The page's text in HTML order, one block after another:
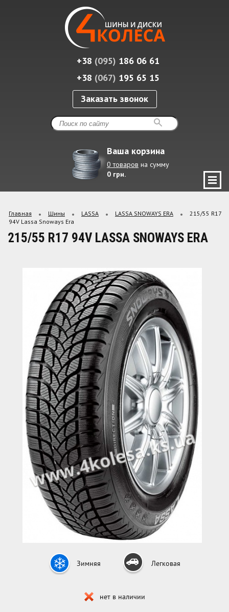
+38 (095) 186 06 61
+38 (067) 195 65 15
Заказать звонок
Ваша корзина
0 товаров на сумму
0 грн.
Главная Шины LASSA LASSA SNOWAYS ERA
215/55 R17
94V Lassa Snoways Era
215/55 R17 94V LASSA SNOWAYS ERA
Зимняя Легковая
нет в наличии